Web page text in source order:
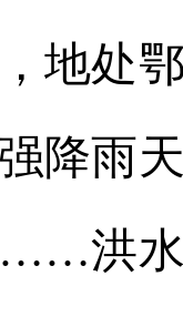
处鄂
降雨
洪水